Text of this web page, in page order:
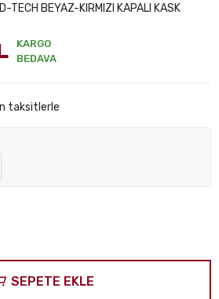
TECH BEYAZ-KIRMIZI KAPALI KASK
KARGO
BEDAVA
taksitlerle
SEPETE EKLE